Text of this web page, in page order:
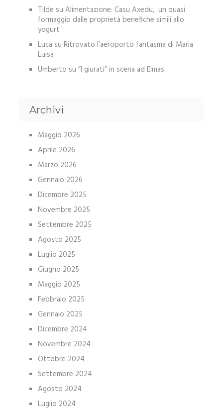
Tilde su Alimentazione: Casu Axedu, un quasi
formaggio dalle proprietà benefiche simili allo
yogurt
Luca su Ritrovato l’aeroporto fantasma di Maria
Luisa
Umberto su “I giurati” in scena ad Elmas
Archivi
Maggio 2026
Aprile 2026
Marzo 2026
Gennaio 2026
Dicembre 2025
Novembre 2025
Settembre 2025
Agosto 2025
Luglio 2025
Giugno 2025
Maggio 2025
Febbraio 2025
Gennaio 2025
Dicembre 2024
Novembre 2024
Ottobre 2024
Settembre 2024
Agosto 2024
Luglio 2024